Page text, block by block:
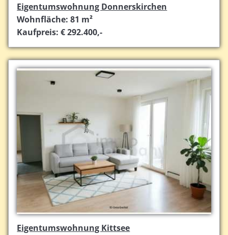
Eigentumswohnung Donnerskirchen
Wohnfläche: 81 m²
Kaufpreis: € 292.400,-
Eigentumswohnung Kittsee